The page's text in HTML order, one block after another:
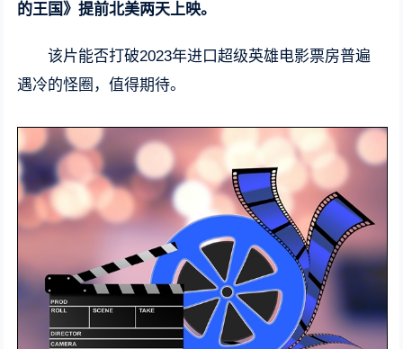
的王国》提前北美两天上映。
该片能否打破2023年进口超级英雄电影票房普遍
遇冷的怪圈，值得期待。